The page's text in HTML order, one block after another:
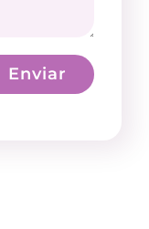
Enviar